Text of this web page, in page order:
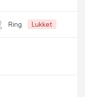
Ring Lukket